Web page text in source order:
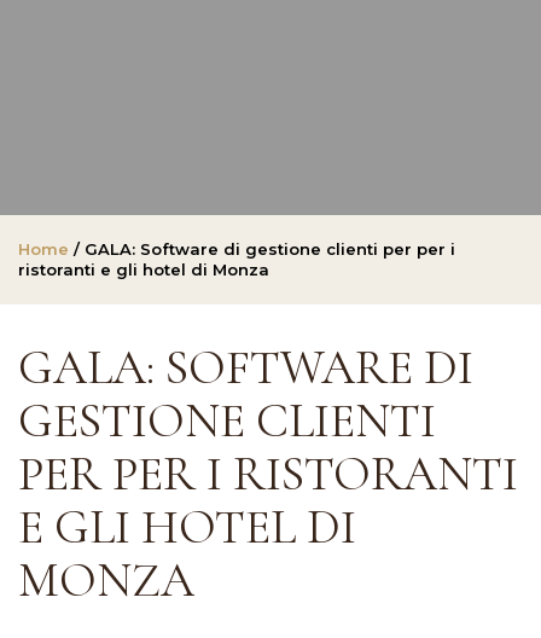
Home / GALA: Software di gestione clienti per per i
ristoranti e gli hotel di Monza
GALA: SOFTWARE DI
GESTIONE CLIENTI
PER PER I RISTORANTI
E GLI HOTEL DI
MONZA